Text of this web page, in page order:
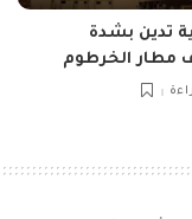
تدين بشدة
مطار الخرطوم